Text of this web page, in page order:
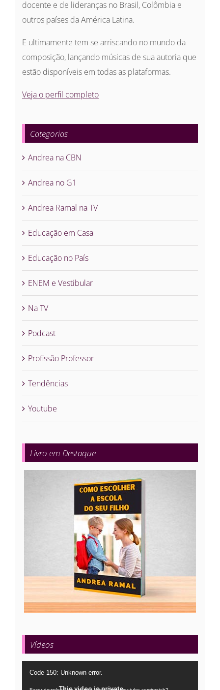
docente e de lideranças no Brasil, Colômbia e
outros países da América Latina.
E ultimamente tem se arriscando no mundo da
composição, lançando músicas de sua autoria que
estão disponíveis em todas as plataformas.
Veja o perfil completo
Categorias
Andrea na CBN
Andrea no G1
Andrea Ramal na TV
Educação em Casa
Educação no País
ENEM e Vestibular
Na TV
Podcast
Profissão Professor
Tendências
Youtube
Livro em Destaque
Vídeos
Tocador
Code 150: Unknown error.